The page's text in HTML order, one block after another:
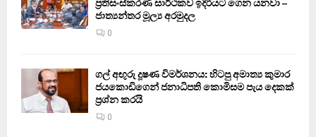
ප්‍රතිසංස්කරණ සාර්ථකව ඉදිරියට ගෙන යනවා –
ජාත්‍යන්තර මූල්‍ය අරමුදල
0
ගල් අඟුරු දූෂණ විමර්ශනය: හිටපු අමාත්‍ය කුමාර
ජයකොඩිගෙන් ජනාධිපති කොමිසම පැය දෙකක්
ප්‍රශ්න කරයි
0